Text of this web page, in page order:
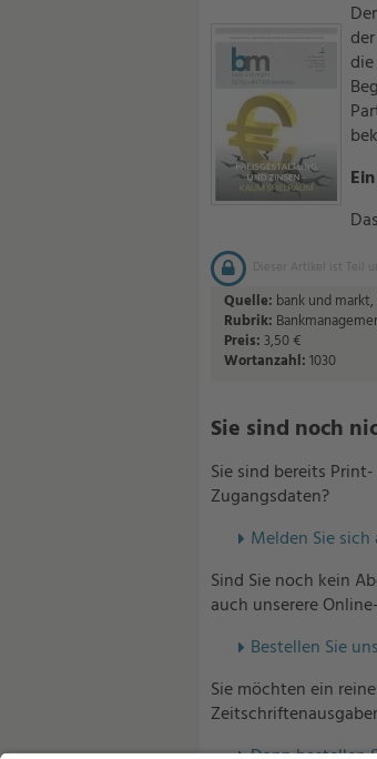
Dieser Artikel ist Teil
Quelle: bank und markt,
Rubrik:
Preis:3,50 €
Wortanzahl:1030
Sie sind noch
Sie sind bereits
Zugangsdaten?
Melden Sie
Sind Sie noch kein
auch unserere
Bestellen Sie
Sie möchten ein